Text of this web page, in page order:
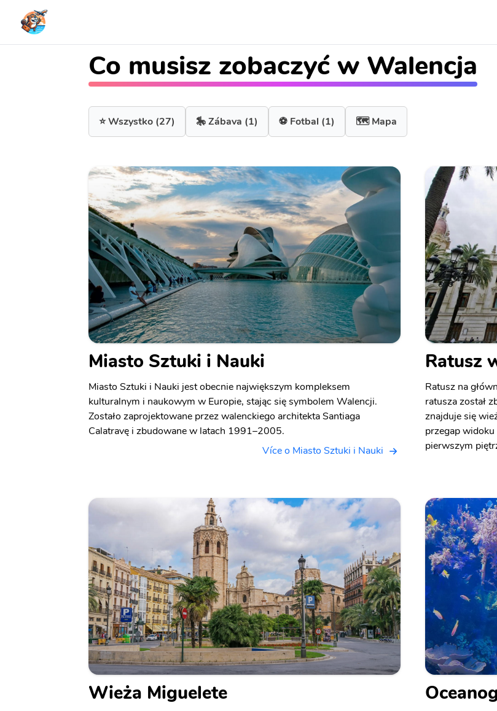
Co musisz zobaczyć w Walencja
⭐ Wszystko (27) 🎠 Zábava (1) ⚽ Fotbal (1) 🗺️ Mapa
Miasto Sztuki i Nauki
Miasto Sztuki i Nauki jest obecnie największym kompleksem
kulturalnym i naukowym w Europie, stając się symbolem Walencji.
Zostało zaprojektowane przez walenckiego architekta Santiaga
Calatravę i zbudowane w latach 1991–2005.
Více o Miasto Sztuki i Nauki
Ratusz
Ratusz na
ratusza został
znajduje się
przegap
pierwszym
Wieża Miguelete